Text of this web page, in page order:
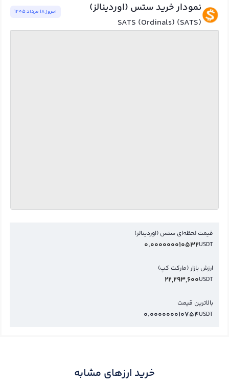
نمودار خرید ستس (اوردینالز)
SATS (Ordinals) (SATS)
امروز ١٨ مرداد ١٤٠٥
قیمت لحظه‌ای ستس (اوردینالز)
USDT
0.000000010532
ارزش بازار (مارکت کپ)
USDT
22,293,600
بالاترین قیمت
USDT
0.000000010754
خرید ارزهای مشابه